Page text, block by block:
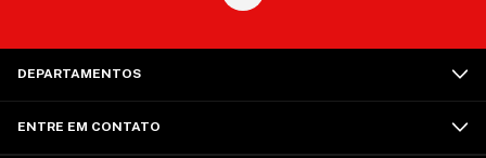
DEPARTAMENTOS
ENTRE EM CONTATO